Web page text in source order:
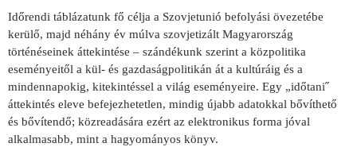
Időrendi táblázatunk fő célja a Szovjetunió befolyási övezetébe
kerülő, majd néhány év múlva szovjetizált Magyarország
történéseinek áttekintése – szándékunk szerint a közpolitika
eseményeitől a kül- és gazdaságpolitikán át a kultúráig és a
mindennapokig, kitekintéssel a világ eseményeire. Egy „időtani˝
áttekintés eleve befejezhetetlen, mindig újabb adatokkal bővíthető
és bővítendő; közreadására ezért az elektronikus forma jóval
alkalmasabb, mint a hagyományos könyv.